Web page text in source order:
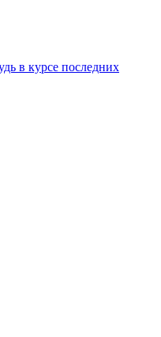
в курсе последних